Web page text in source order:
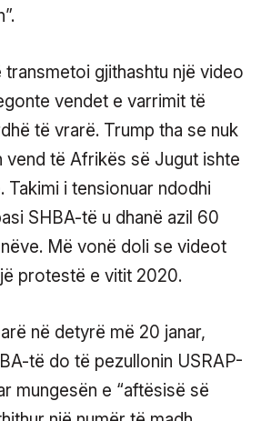
transmetoi gjithashtu një video
vendet e varrimit të
të vrarë. Trump tha se nuk
vend të Afrikës së Jugut ishte
Takimi i tensionuar ndodhi
SHBA-të u dhanë azil 60
Më vonë doli se videot
protestë e vitit 2020.
në detyrë më 20 janar,
të do të pezullonin USRAP-
mungesën e “aftësisë së